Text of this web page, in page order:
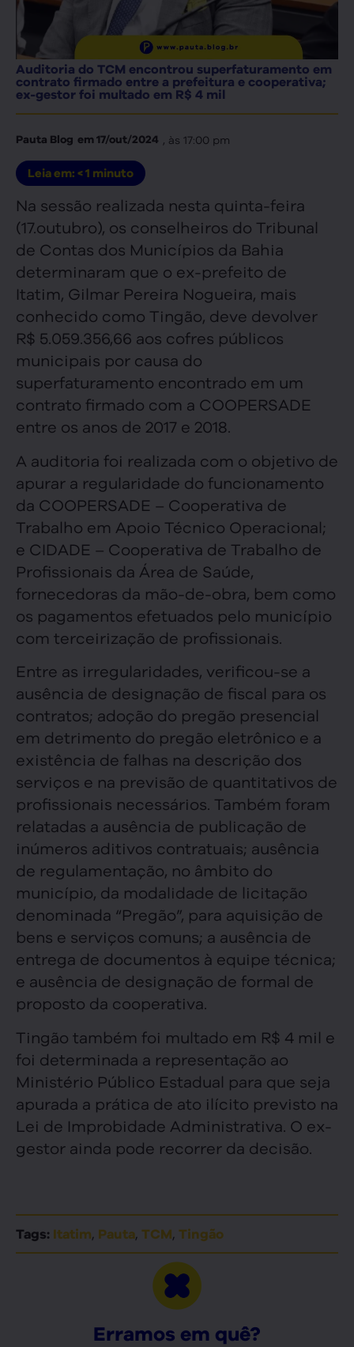
Auditoria do TCM encontrou superfaturamento em
contrato firmado entre a prefeitura e cooperativa;
ex-gestor foi multado em R$ 4 mil
Pauta Blog em17/out/2024 , às 17:00 pm
Leia em: < 1 minuto
Na sessão realizada nesta quinta-feira
(17.outubro), os conselheiros do Tribunal
de Contas dos Municípios da Bahia
determinaram que o ex-prefeito de
Itatim, Gilmar Pereira Nogueira, mais
conhecido como Tingão, deve devolver
R$ 5.059.356,66 aos cofres públicos
municipais por causa do
superfaturamento encontrado em um
contrato firmado com a COOPERSADE
entre os anos de 2017 e 2018.
A auditoria foi realizada com o objetivo de
apurar a regularidade do funcionamento
da COOPERSADE – Cooperativa de
Trabalho em Apoio Técnico Operacional;
e CIDADE – Cooperativa de Trabalho de
Profissionais da Área de Saúde,
fornecedoras da mão-de-obra, bem como
os pagamentos efetuados pelo município
com terceirização de profissionais.
Entre as irregularidades, verificou-se a
ausência de designação de fiscal para os
contratos; adoção do pregão presencial
em detrimento do pregão eletrônico e a
existência de falhas na descrição dos
serviços e na previsão de quantitativos de
profissionais necessários. Também foram
relatadas a ausência de publicação de
inúmeros aditivos contratuais; ausência
de regulamentação, no âmbito do
município, da modalidade de licitação
denominada “Pregão”, para aquisição de
bens e serviços comuns; a ausência de
entrega de documentos à equipe técnica;
e ausência de designação de formal de
proposto da cooperativa.
Tingão também foi multado em R$ 4 mil e
foi determinada a representação ao
Ministério Público Estadual para que seja
apurada a prática de ato ilícito previsto na
Lei de Improbidade Administrativa. O ex-
gestor ainda pode recorrer da decisão.
Tags: Itatim, Pauta, TCM, Tingão
Erramos em quê?